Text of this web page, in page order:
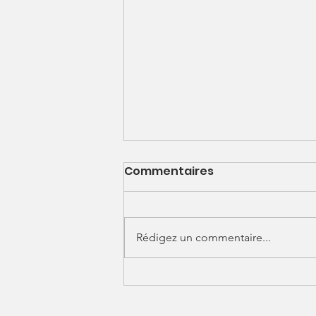
A la rencontre d'un
Commentaires
Rédigez un commentaire...